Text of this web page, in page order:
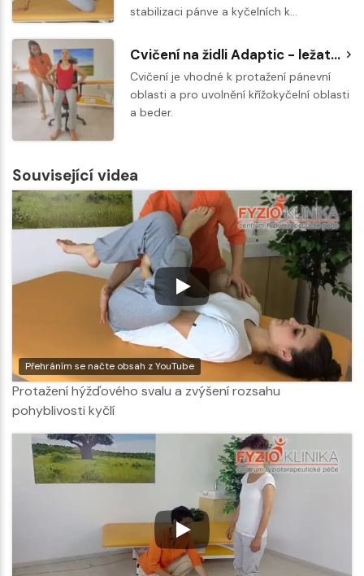
stabilizaci pánve a kyčelních k…
Cvičení na židli Adaptic - ležatá osmička
Cvičení je vhodné k protažení pánevní
oblasti a pro uvolnění křížokyčelní oblasti
a beder.
Související videa
Přehráním se načte obsah z YouTube
Protažení hýžďového svalu a zvýšení rozsahu
pohyblivosti kyčlí